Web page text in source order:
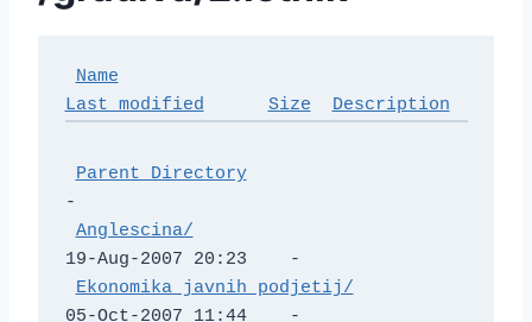
Name
Last modified
Size Description
Parent Directory
-
Anglescina/
19-Aug-2007 20:23    -
Ekonomika javnih podjetij/
05-Oct-2007 11:44    -